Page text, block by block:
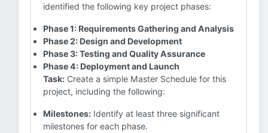
identified the following key project phases:
Phase 1: Requirements Gathering and Analysis
Phase 2: Design and Development
Phase 3: Testing and Quality Assurance
Phase 4: Deployment and Launch
Task: Create a simple Master Schedule for this
project, including the following:
Milestones: Identify at least three significant
milestones for each phase.